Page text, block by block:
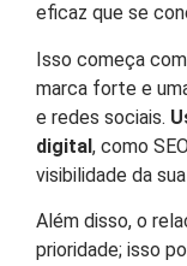
eficaz que se
Isso começa
marca forte e
e redes sociais.
digital, como
visibilidade da
Além disso, o
prioridade; isso